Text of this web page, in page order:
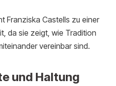
Franziska Castells zu einer
da sie zeigt, wie Tradition
vereinbar sind.
und Haltung